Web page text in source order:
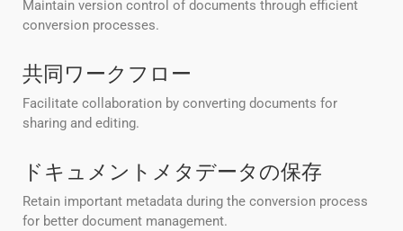
Maintain version control of documents through efficient
conversion processes.
共同ワークフロー
Facilitate collaboration by converting documents for
sharing and editing.
ドキュメントメタデータの保存
Retain important metadata during the conversion process
for better document management.